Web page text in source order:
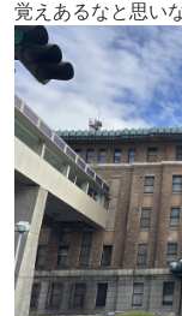
覚えあるなと思い